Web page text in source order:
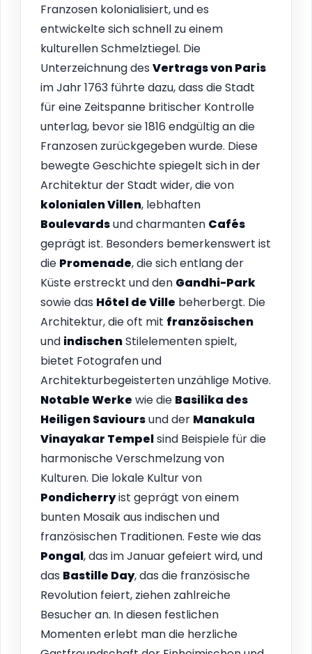
Franzosen kolonialisiert, und es
entwickelte sich schnell zu einem
kulturellen Schmelztiegel. Die
Unterzeichnung des Vertrags von Paris
im Jahr 1763 führte dazu, dass die Stadt
für eine Zeitspanne britischer Kontrolle
unterlag, bevor sie 1816 endgültig an die
Franzosen zurückgegeben wurde. Diese
bewegte Geschichte spiegelt sich in der
Architektur der Stadt wider, die von
kolonialen Villen, lebhaften
Boulevardsund charmanten Cafés
geprägt ist. Besonders bemerkenswert ist
die Promenade, die sich entlang der
Küste erstreckt und den Gandhi-Park
sowie das Hôtel de Ville beherbergt. Die
Architektur, die oft mit französischen
und indischenStilelementen spielt,
bietet Fotografen und
Architekturbegeisterten unzählige Motive.
Notable Werke wie die Basilika des
Heiligen Savioursund der Manakula
Vinayakar Tempelsind Beispiele für die
harmonische Verschmelzung von
Kulturen. Die lokale Kultur von
Pondicherryist geprägt von einem
bunten Mosaik aus indischen und
französischen Traditionen. Feste wie das
Pongal, das im Januar gefeiert wird, und
das Bastille Day, das die französische
Revolution feiert, ziehen zahlreiche
Besucher an. In diesen festlichen
Momenten erlebt man die herzliche